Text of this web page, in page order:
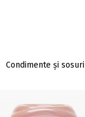
Condimente și sosuri